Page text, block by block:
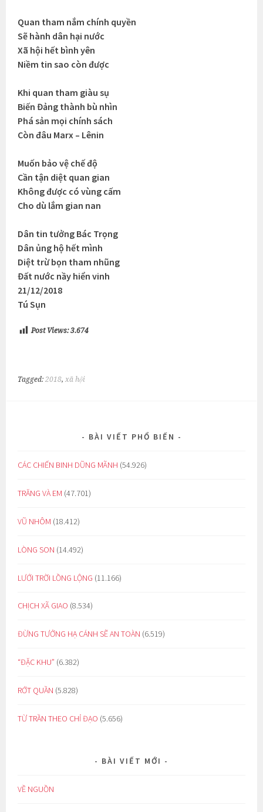
Quan tham nắm chính quyền
Sẽ hành dân hại nước
Xã hội hết bình yên
Niềm tin sao còn được
Khi quan tham giàu sụ
Biến Đảng thành bù nhìn
Phá sản mọi chính sách
Còn đâu Marx – Lênin
Muốn bảo vệ chế độ
Cần tận diệt quan gian
Không được có vùng cấm
Cho dù lắm gian nan
Dân tin tưởng Bác Trọng
Dân ủng hộ hết mình
Diệt trừ bọn tham nhũng
Đất nước nầy hiển vinh
21/12/2018
Tú Sụn
Post Views: 3.674
Tagged:2018, xã hội
BÀI VIẾT PHỔ BIẾN
CÁC CHIẾN BINH DŨNG MÃNH (54.926)
TRĂNG VÀ EM (47.701)
VŨ NHÔM (18.412)
LÒNG SON (14.492)
LƯỚI TRỜI LỒNG LỘNG (11.166)
CHỊCH XÃ GIAO (8.534)
ĐỪNG TƯỞNG HẠ CÁNH SẼ AN TOÀN (6.519)
“ĐẶC KHU” (6.382)
RỚT QUẦN (5.828)
TỪ TRẦN THEO CHỈ ĐẠO (5.656)
BÀI VIẾT MỚI
VỀ NGUỒN